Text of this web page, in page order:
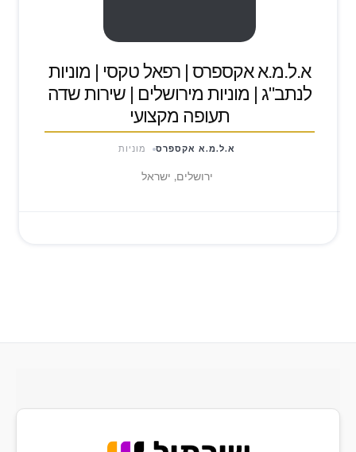
א.ל.מ.א אקספרס | רפאל טקסי | מוניות
לנתב"ג | מוניות מירושלים | שירות שדה
תעופה מקצועי
א.ל.מ.א אקספרס מוניות
ירושלים, ישראל